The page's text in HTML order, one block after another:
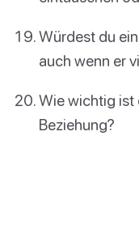
Würdest du
auch wenn er
Wie wichtig ist
Beziehung?